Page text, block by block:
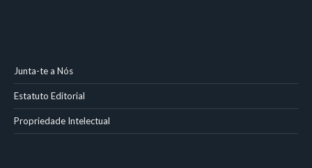
Junta-te a Nós
Estatuto Editorial
Propriedade Intelectual